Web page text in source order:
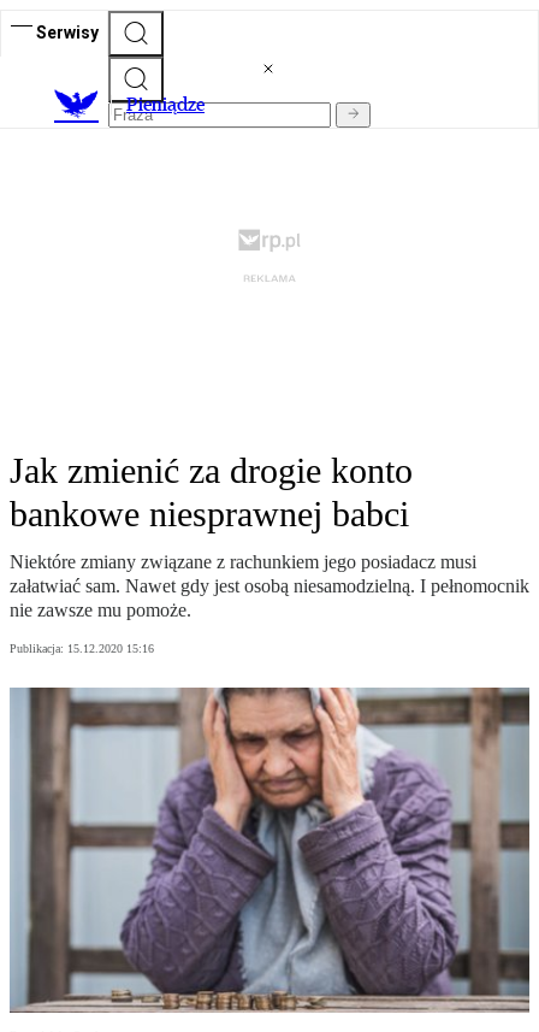
Serwisy
Pieniądze
Jak zmienić za drogie konto
bankowe niesprawnej babci
Niektóre zmiany związane z rachunkiem jego posiadacz musi
załatwiać sam. Nawet gdy jest osobą niesamodzielną. I pełnomocnik
nie zawsze mu pomoże.
Publikacja: 15.12.2020 15:16